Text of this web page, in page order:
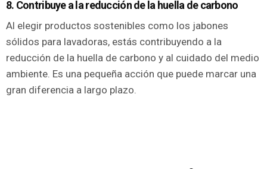
8. Contribuye a la reducción de la huella de carbono
Al elegir productos sostenibles como los jabones
sólidos para lavadoras, estás contribuyendo a la
reducción de la huella de carbono y al cuidado del medio
ambiente. Es una pequeña acción que puede marcar una
gran diferencia a largo plazo.